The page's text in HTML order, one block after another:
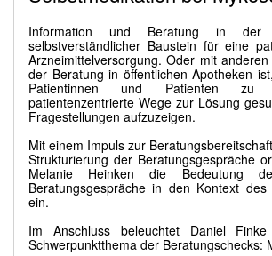
Information und Beratung in der
selbstverständlicher Baustein für eine
Arzneimittelversorgung. Oder mit
der Beratung in öffentlichen Apotheken
Patientinnen und Patienten zu
patientenzentrierte Wege zur Lösung
Fragestellungen aufzuzeigen.
Mit einem Impuls zur
Strukturierung der Beratungsgespräche
Melanie Heinken die Bedeutung
Beratungsgespräche in den Kontext des
ein.
Im Anschluss beleuchtet Daniel
Schwerpunktthema der Beratungschecks: